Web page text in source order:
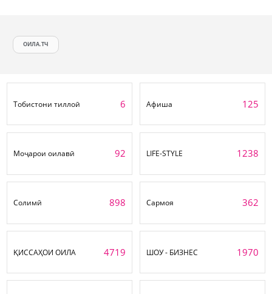
ОИЛА.ТЧ
Тобистони тиллоӣ 6 Афиша 125
Моҷарои оилавӣ 92 LIFE-STYLE 1238
Солимӣ 898 Сармоя 362
ҚИССАҲОИ ОИЛА 4719 ШОУ - БИЗНЕС 1970